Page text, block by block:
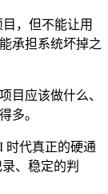
，但不能让用
承担系统坏掉之
目应该做什么、
多。
代真正的硬通
、稳定的判